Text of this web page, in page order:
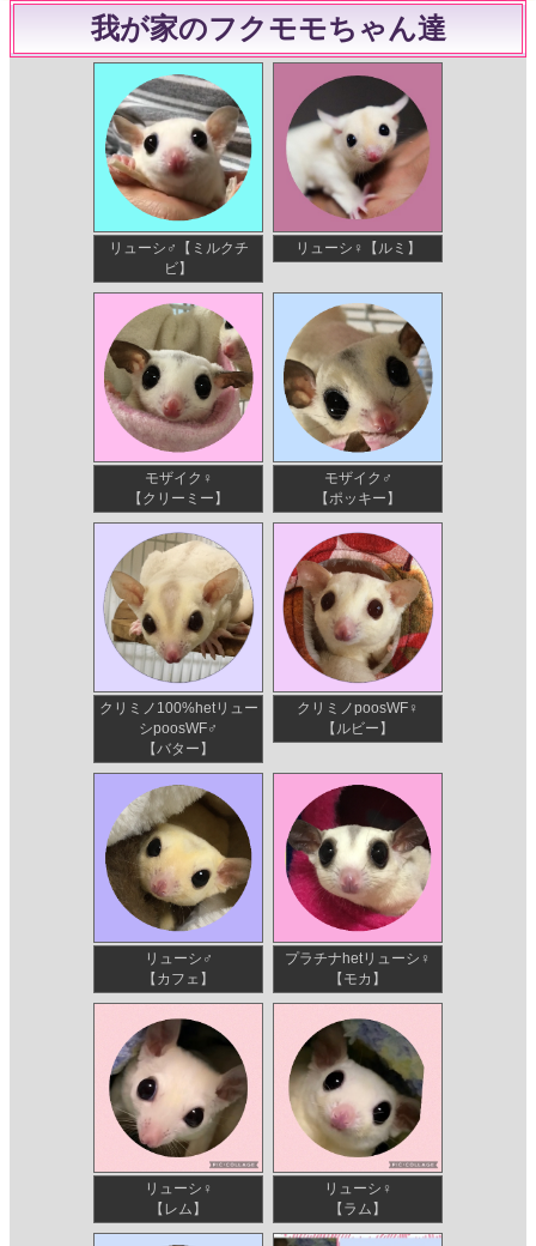
我が家のフクモモちゃん達
リューシ♂【ミルクチ
ビ】
リューシ♀【ルミ】
モザイク♀
【クリーミー】
モザイク♂
【ポッキー】
クリミノ100%hetリュー
シpoosWF♂
【バター】
クリミノpoosWF♀
【ルビー】
リューシ♂
【カフェ】
プラチナhetリューシ♀
【モカ】
リューシ♀
【レム】
リューシ♀
【ラム】